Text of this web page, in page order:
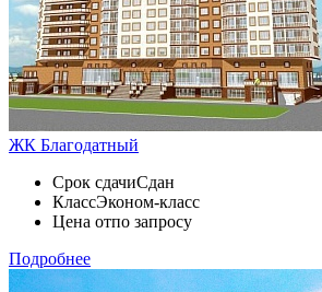
ЖК Благодатный
Срок сдачиСдан
КлассЭконом-класс
Цена отпо запросу
Подробнее